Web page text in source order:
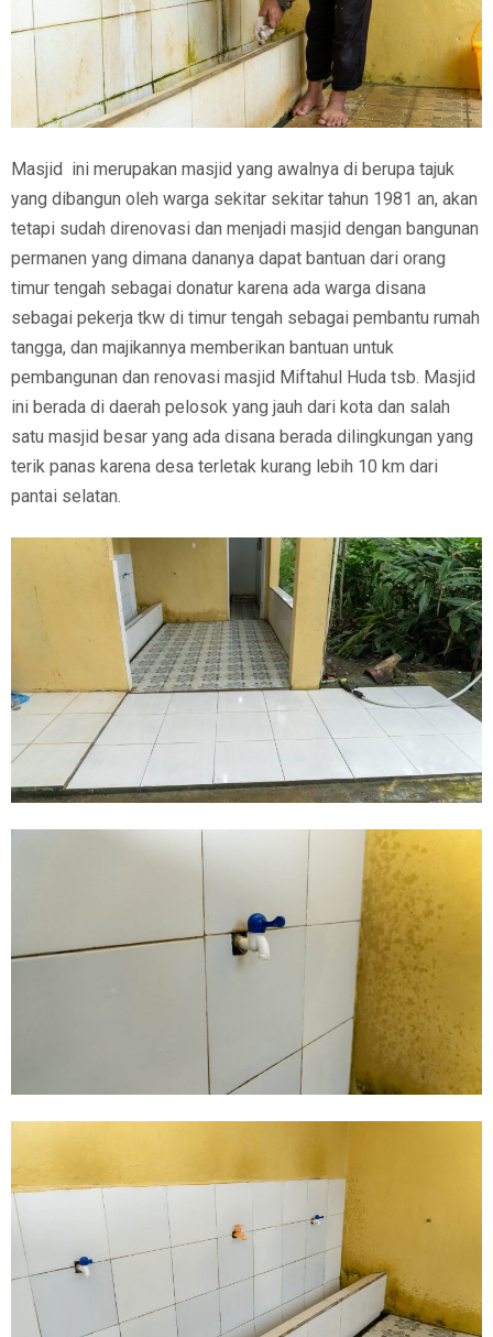
Masjid ini merupakan masjid yang awalnya di berupa tajuk
yang dibangun oleh warga sekitar sekitar tahun 1981 an, akan
tetapi sudah direnovasi dan menjadi masjid dengan bangunan
permanen yang dimana dananya dapat bantuan dari orang
timur tengah sebagai donatur karena ada warga disana
sebagai pekerja tkw di timur tengah sebagai pembantu rumah
tangga, dan majikannya memberikan bantuan untuk
pembangunan dan renovasi masjid Miftahul Huda tsb. Masjid
ini berada di daerah pelosok yang jauh dari kota dan salah
satu masjid besar yang ada disana berada dilingkungan yang
terik panas karena desa terletak kurang lebih 10 km dari
pantai selatan.